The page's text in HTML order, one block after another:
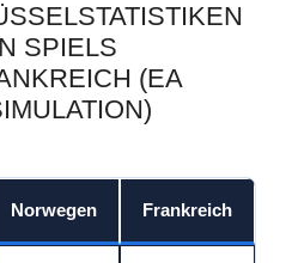
SPIELS
(EA
Norwegen Frankreich